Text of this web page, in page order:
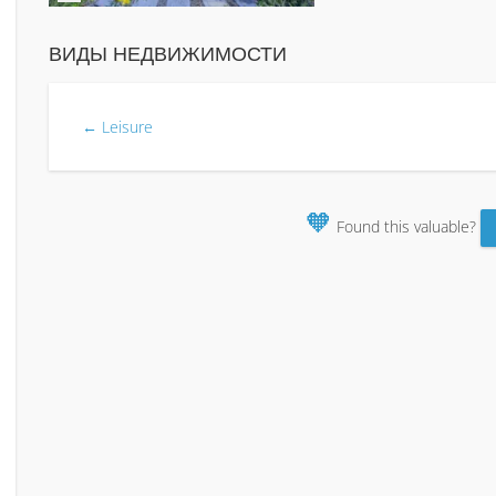
ВИДЫ НЕДВИЖИМОСТИ
← Leisure
🧡 Found this valuable?